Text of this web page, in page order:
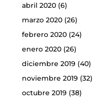
abril 2020(6)
marzo 2020(26)
febrero 2020(24)
enero 2020(26)
diciembre 2019 (40)
noviembre 2019 (32)
octubre 2019 (38)